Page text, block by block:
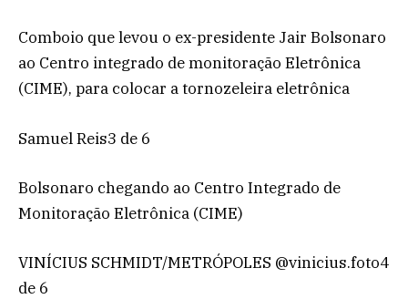
Comboio que levou o ex-presidente Jair Bolsonaro
ao Centro integrado de monitoração Eletrônica
(CIME), para colocar a tornozeleira eletrônica
Samuel Reis3 de 6
Bolsonaro chegando ao Centro Integrado de
Monitoração Eletrônica (CIME)
VINÍCIUS SCHMIDT/METRÓPOLES @vinicius.foto4
de 6